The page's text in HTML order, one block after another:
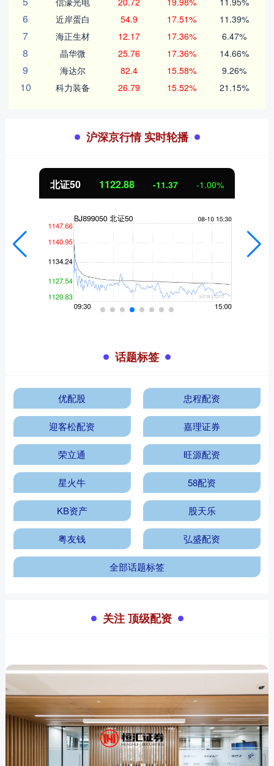
6 近岸蛋白 54.9 17.51% 11.39%
7 海正生材 12.17 17.36% 6.47%
8 晶华微 25.76 17.36% 14.66%
9 海达尔 82.4 15.58% 9.26%
10 科力装备 26.79 15.52% 21.15%
沪深京行情 实时轮播
创业板指 3537.21 -25.90
话题标签
优配股 忠程配资
迎客松配资 嘉理证券
荣立通 旺源配资
星火牛 58配资
KB资产 股天乐
粤友钱 弘盛配资
全部话题标签
关注 顶级配资